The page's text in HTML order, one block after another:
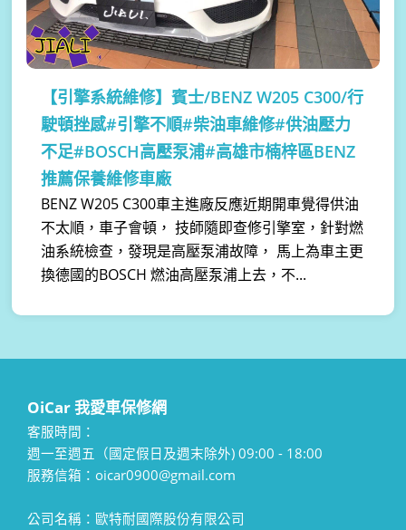
【引擎系統維修】賓士/BENZ W205 C300/行
駛頓挫感#引擎不順#柴油車維修#供油壓力
不足#BOSCH高壓泵浦#高雄市楠梓區BENZ
推薦保養維修車廠
BENZ W205 C300車主進廠反應近期開車覺得供油
不太順，車子會頓， 技師隨即查修引擎室，針對燃
油系統檢查，發現是高壓泵浦故障， 馬上為車主更
換德國的BOSCH 燃油高壓泵浦上去，不...
OiCar 我愛車保修網
客服時間：
週一至週五（國定假日及週末除外) 09:00 - 18:00
服務信箱：oicar0900@gmail.com
公司名稱：歐特耐國際股份有限公司